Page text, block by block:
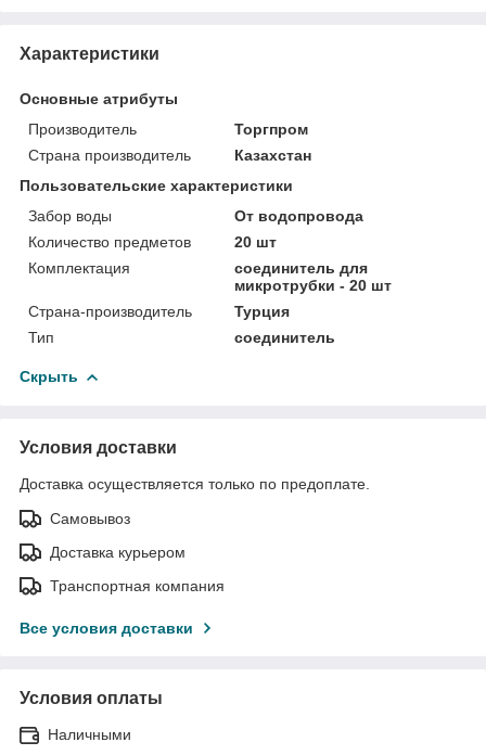
Характеристики
Основные атрибуты
Производитель
Торгпром
Страна производитель
Казахстан
Пользовательские характеристики
Забор воды
От водопровода
Количество предметов
20 шт
Комплектация
соединитель для
микротрубки - 20 шт
Страна-производитель
Турция
Тип
соединитель
Скрыть
Условия доставки
Доставка осуществляется только по предоплате.
Самовывоз
Доставка курьером
Транспортная компания
Все условия доставки
Условия оплаты
Наличными